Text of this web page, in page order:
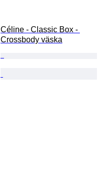
Céline - Classic Box -
Crossbody väska